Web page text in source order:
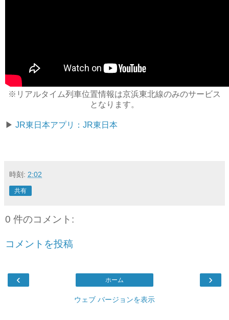
※リアルタイム列車位置情報は京浜東北線のみのサービス
となります。
▶ JR東日本アプリ：JR東日本
時刻: 2:02
共有
0 件のコメント:
コメントを投稿
‹ ›
ホーム
ウェブ バージョンを表示